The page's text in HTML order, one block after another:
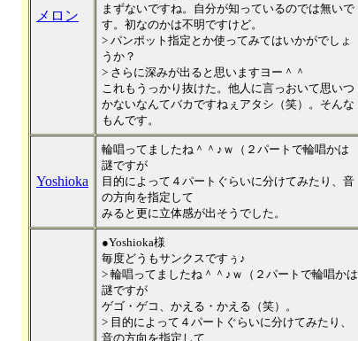
メロン
まずないですね。自分が知っているのでは無いで
す。初なのかは不明ですけど。
> パンポット指定とか使ってみてはいかがでしょ
うか？
> さらに深みが出ると思いますヨー＾＾
これもうっかり抜けた。他人に言っおいて思いつ
かないなんてバカですねぇアタシ（笑）。そんな
もんです。
Yoshioka
輪唱ってましたね＾＾♪ｗ（２パートで輪唱かは
謎ですが
目的によって４パートぐらいに分けてみたり、音
の方向を指定して
みると更に立体感が出そうでした。
●Yoshioka様
毎度どうもサンクスですぅ♪
> 輪唱ってましたね＾＾♪ｗ（２パートで輪唱かは
謎ですが
ゲゴ・ゲコ、かえる・かえる（笑）。
> 目的によって４パートぐらいに分けてみたり、
音の方向を指定して